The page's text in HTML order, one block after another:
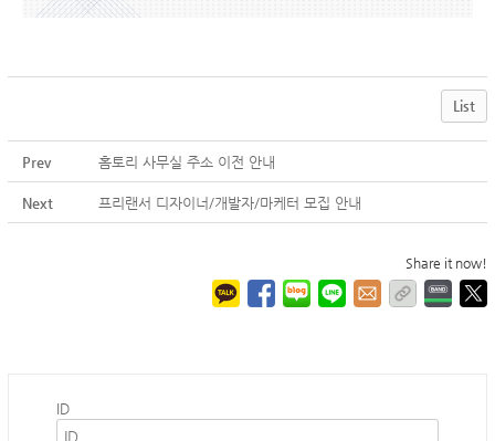
List
Prev 홈토리 사무실 주소 이전 안내
Next 프리랜서 디자이너/개발자/마케터 모집 안내
Share it now!
ID